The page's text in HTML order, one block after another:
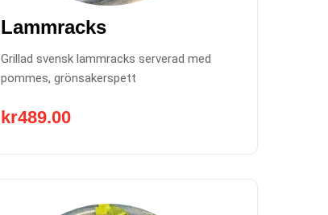
Lammracks
Grillad svensk lammracks serverad med
pommes, grönsakerspett
kr489.00